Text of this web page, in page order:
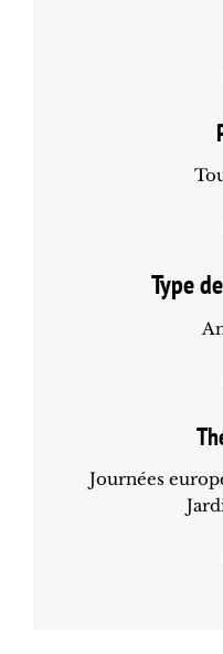
Type
Journées